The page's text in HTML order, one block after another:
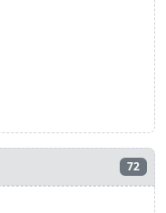
72